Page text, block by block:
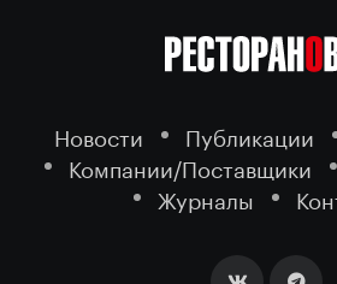
Новости Публикации
Компании/Поставщики
Журналы